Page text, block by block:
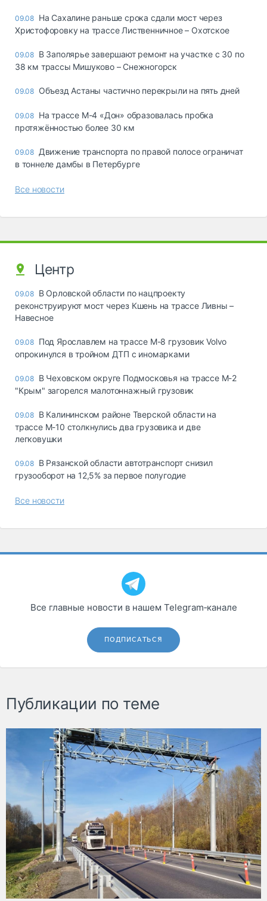
09.08 На Сахалине раньше срока сдали мост через
Христофоровку на трассе Лиственничное – Охотское
09.08 В Заполярье завершают ремонт на участке с 30 по
38 км трассы Мишуково – Снежногорск
09.08 Объезд Астаны частично перекрыли на пять дней
09.08 На трассе М-4 «Дон» образовалась пробка
протяжённостью более 30 км
09.08 Движение транспорта по правой полосе ограничат
в тоннеле дамбы в Петербурге
Все новости
Центр
09.08 В Орловской области по нацпроекту
реконструируют мост через Кшень на трассе Ливны –
Навесное
09.08 Под Ярославлем на трассе М-8 грузовик Volvo
опрокинулся в тройном ДТП с иномарками
09.08 В Чеховском округе Подмосковья на трассе М-2
"Крым" загорелся малотоннажный грузовик
09.08 В Калининском районе Тверской области на
трассе М-10 столкнулись два грузовика и две
легковушки
09.08 В Рязанской области автотранспорт снизил
грузооборот на 12,5% за первое полугодие
Все новости
Все главные новости в нашем Telegram‑канале
ПОДПИСАТЬСЯ
Публикации по теме